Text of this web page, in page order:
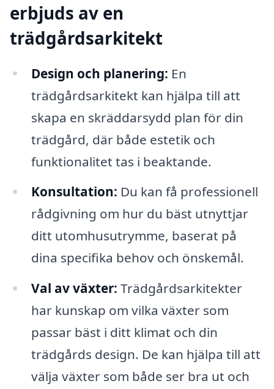
erbjuds av en
trädgårdsarkitekt
Design och planering: En
trädgårdsarkitekt kan hjälpa till att
skapa en skräddarsydd plan för din
trädgård, där både estetik och
funktionalitet tas i beaktande.
Konsultation: Du kan få professionell
rådgivning om hur du bäst utnyttjar
ditt utomhusutrymme, baserat på
dina specifika behov och önskemål.
Val av växter: Trädgårdsarkitekter
har kunskap om vilka växter som
passar bäst i ditt klimat och din
trädgårds design. De kan hjälpa till att
välja växter som både ser bra ut och